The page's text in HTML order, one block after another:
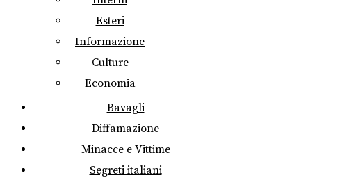
Esteri
Informazione
Culture
Economia
Bavagli
Diffamazione
Minacce e Vittime
Segreti italiani